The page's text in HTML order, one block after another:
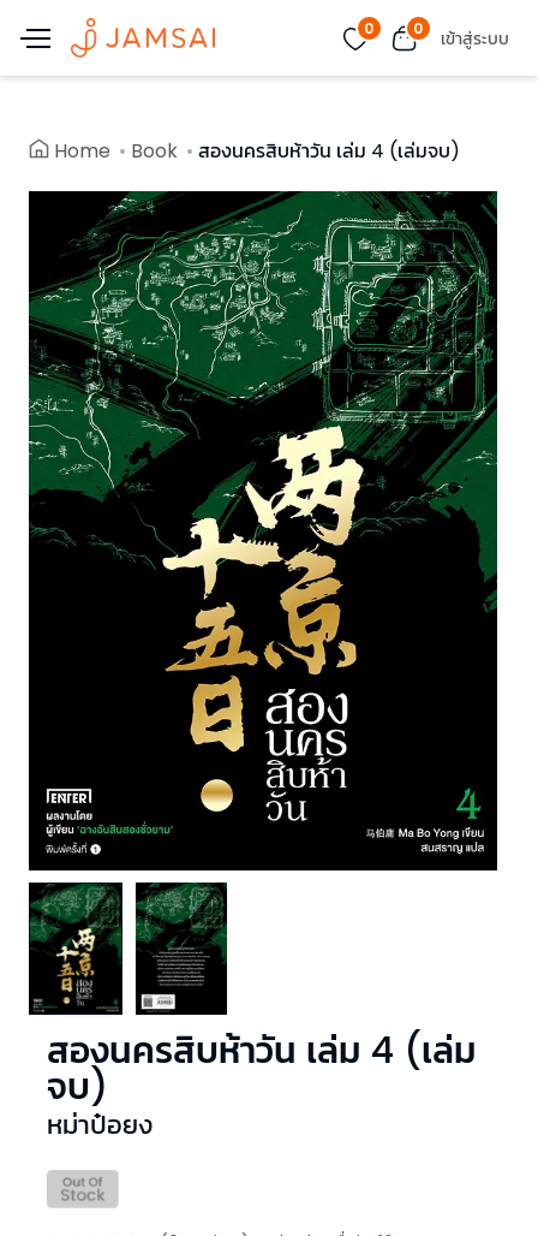
0 0 เข้าสู่ระบบ
Home Book สองนครสิบห้าวัน เล่ม 4 (เล่มจบ)
สองนครสิบห้าวัน เล่ม 4 (เล่ม
จบ)
หม่าป๋อยง